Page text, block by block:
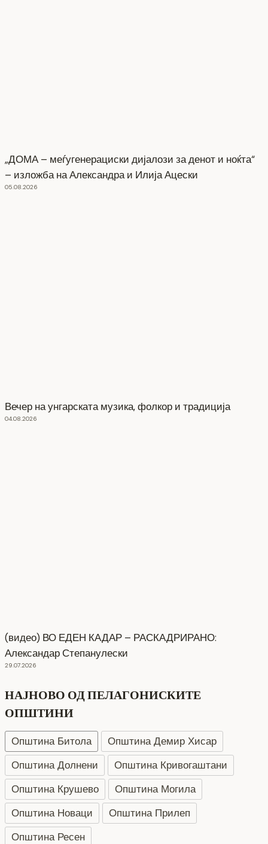
„ДОМА – меѓугенерациски дијалози за денот и ноќта“
– изложба на Александра и Илија Ацески
05.08.2026
Вечер на унгарската музика, фолкор и традиција
04.08.2026
(видео) ВО ЕДЕН КАДАР – РАСКАДРИРАНО:
Александар Степанулески
29.07.2026
НАЈНОВО ОД ПЕЛАГОНИСКИТЕ
ОПШТИНИ
Општина Битола
Општина Демир Хисар
Општина Долнени
Општина Кривогаштани
Општина Крушево
Општина Могила
Општина Новаци
Општина Прилеп
Општина Ресен